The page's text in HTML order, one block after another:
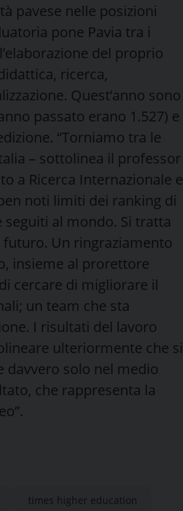
pavese nelle posizioni
pone Pavia tra i
del proprio
ricerca,
Quest’anno sono
passato erano 1.527) e
“Torniamo tra le
– sottolinea il professor
a Ricerca Internazionale e
noti limiti dei ranking di
al mondo. Si tratta
Un ringraziamento
insieme al prorettore
cercare di migliorare il
un team che sta
I risultati del lavoro
ulteriormente che si
davvero solo nel medio
che rappresenta la
times higher education